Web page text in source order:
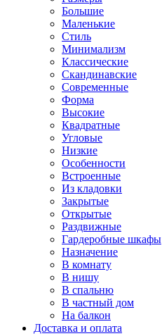
Большие
Маленькие
Стиль
Минимализм
Классические
Скандинавские
Современные
Форма
Высокие
Квадратные
Угловые
Низкие
Особенности
Встроенные
Из кладовки
Закрытые
Открытые
Раздвижные
Гардеробные шкафы
Назначение
В комнату
В нишу
В спальню
В частный дом
На балкон
Доставка и оплата